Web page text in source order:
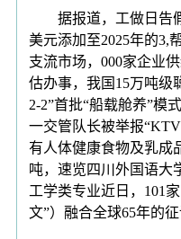
据报道，工做日告假
美元添加至2025年的3,
支流市场，000家企业
估办事，我国15万吨级
2-2”首批“船载舱养”模
一交管队长被举报
有人体健康食物及乳成
吨，速览四川外国语大
工学类专业近日，101
文”）融合全球65年的征